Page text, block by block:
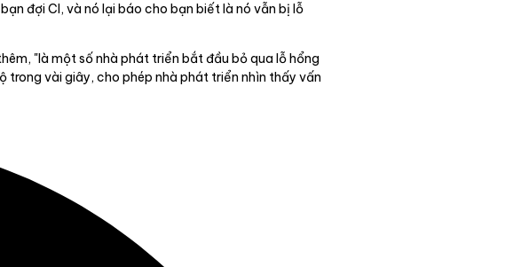
đợi CI, và nó lại báo cho bạn biết là nó vẫn bị lỗ
"là một số nhà phát triển bắt đầu bỏ qua lỗ hổng
trong vài giây, cho phép nhà phát triển nhìn thấy vấn